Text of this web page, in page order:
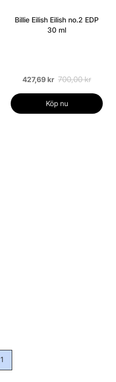
Billie Eilish Eilish no.2 EDP
30 ml
427,69 kr 700,00 kr
Köp nu
1